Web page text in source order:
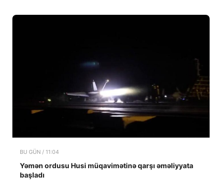
BU GÜN / 11:04
Yəmən ordusu Husi müqavimətinə qarşı əməliyyata
başladı